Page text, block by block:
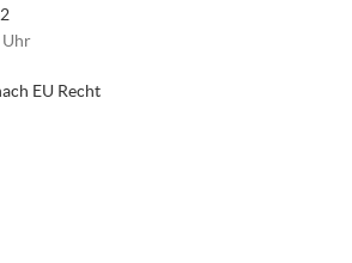
Uhr
EU Recht